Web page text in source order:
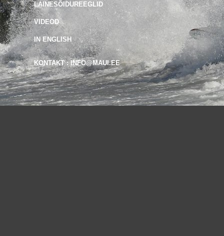
LAINESÕIDUREEGLID
VIDEOD
IN ENGLISH
KONTAKT : INFO@MAUI.EE